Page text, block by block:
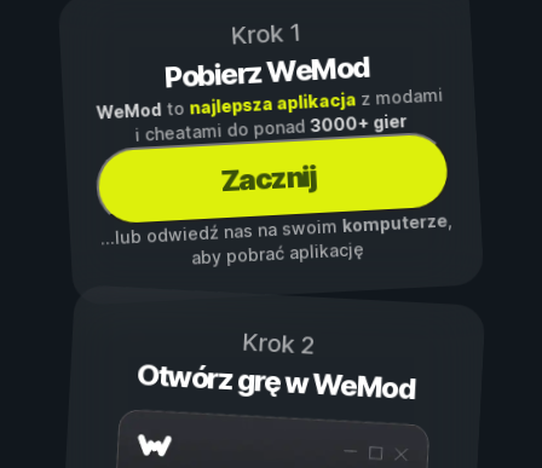
Krok 1
Pobierz WeMod
WeModto najlepsza aplikacjaz modami
i cheatami do ponad3000+ gier
Zacznij
...lub odwiedź nas na swoim komputerze,
aby pobrać aplikację
Krok 2
Otwórz grę w WeMod